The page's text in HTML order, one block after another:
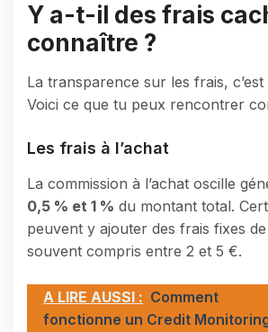
Y a-t-il des frais
connaître ?
La transparence sur les frais,
Voici ce que tu peux rencontrer
Les frais à l’achat
La commission à l’achat oscille
0,5 % et 1 % du montant total.
peuvent y ajouter des frais fixes
souvent compris entre 2 et 5 €.
A LIRE AUSSI : Comment
fonctionne un Credit